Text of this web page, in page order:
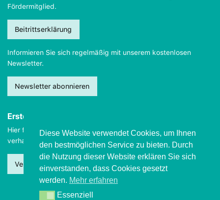
Fördermitglied.
Beitrittserklärung
Informieren Sie sich regelmäßig mit unserem kostenlosen
Newsletter.
Newsletter abonnieren
Erste Hilfe
Hier finden Sie wichtige Informationen, wie Sie sichim Notfall
verhalten sollten.
Verhalten beim Grand mal
Diese Website verwendet Cookies, um Ihnen
den bestmöglichen Service zu bieten. Durch
die Nutzung dieser Website erklären Sie sich
einverstanden, dass Cookies gesetzt
werden. Mehr erfahren
EssenziellEssenziell